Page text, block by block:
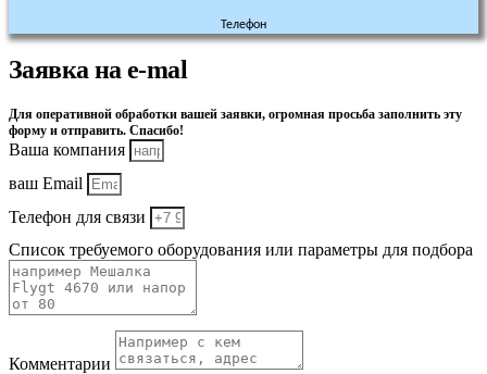
Телефон
Заявка на e-mal
Для оперативной обработки вашей заявки, огромная просьба заполнить эту
форму и отправить. Спасибо!
Ваша компания
ваш Email
Телефон для связи
Список требуемого оборудования или параметры для подбора
Комментарии